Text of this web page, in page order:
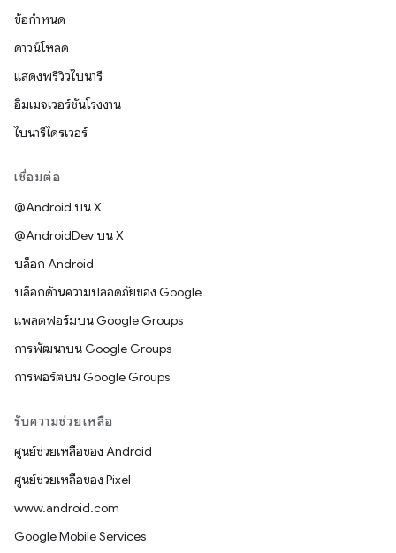
ข้อกำหนด
ดาวน์โหลด
แสดงพรีวิวไบนารี
อิมเมจเวอร์ชันโรงงาน
ไบนารีไดรเวอร์
เชื่อมต่อ
@Android บน X
@AndroidDev บน X
บล็อก Android
บล็อกด้านความปลอดภัยของ Google
แพลตฟอร์มบน Google Groups
การพัฒนาบน Google Groups
การพอร์ตบน Google Groups
รับความช่วยเหลือ
ศูนย์ช่วยเหลือของ Android
ศูนย์ช่วยเหลือของ Pixel
www.android.com
Google Mobile Services